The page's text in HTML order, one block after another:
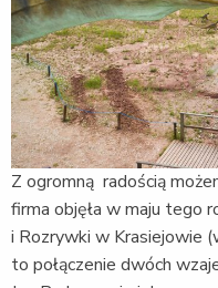
Z ogromną radością
firma objęła w maju tego
i Rozrywki w Krasiejowie
to połączenie dwóch